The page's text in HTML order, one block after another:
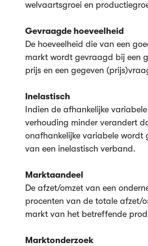
welvaartsgroei en
Gevraagde hoeveelheid
De hoeveelheid die van een
markt wordt gevraagd bij een
prijs en een gegeven
Inelastisch
Indien de afhankelijke
verhouding minder verandert
onafhankelijke variabele wordt
van een inelastisch verband.
Marktaandeel
De afzet/omzet van een
procenten van de totale afzet/
markt van het betreffende
Marktonderzoek